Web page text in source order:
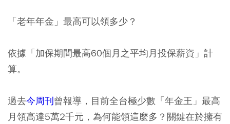
「老年年金」最高可以領多少？
依據「加保期間最高60個月之平均月投保薪資」計
算。
過去今周刊曾報導，目前全台極少數「年金王」最高
月領高達5萬2千元，為何能領這麼多？關鍵在於擁有